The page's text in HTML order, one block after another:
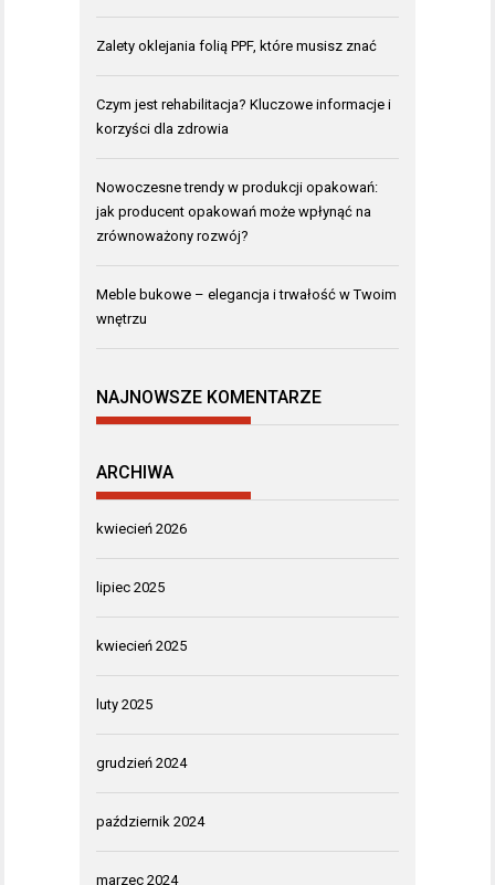
Zalety oklejania folią PPF, które musisz znać
Czym jest rehabilitacja? Kluczowe informacje i
korzyści dla zdrowia
Nowoczesne trendy w produkcji opakowań:
jak producent opakowań może wpłynąć na
zrównoważony rozwój?
Meble bukowe – elegancja i trwałość w Twoim
wnętrzu
NAJNOWSZE KOMENTARZE
ARCHIWA
kwiecień 2026
lipiec 2025
kwiecień 2025
luty 2025
grudzień 2024
październik 2024
marzec 2024